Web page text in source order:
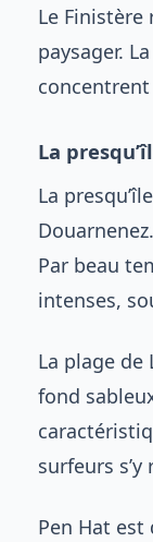
Le
paysager.
La
La
Par beau
intenses,
La plage de
fond
surfeurs
Pen Hat